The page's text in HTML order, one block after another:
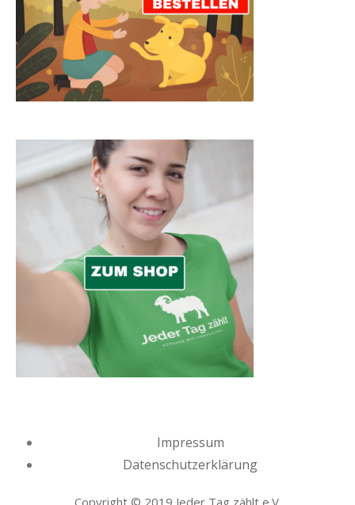
Impressum
Datenschutzerklärung
Copyright © 2019 Jeder Tag zählt e.V.